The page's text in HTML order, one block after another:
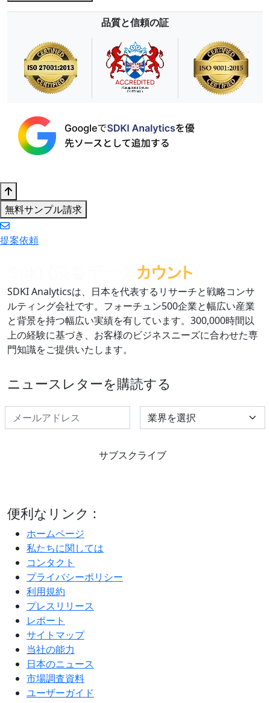
品質と信頼の証
無料サンプル請求
提案依頼
SDKI Analyticsは、日本を代表するリサーチと戦略コンサ
ルティング会社です。フォーチュン500企業と幅広い産業
と背景を持つ幅広い実績を有しています。300,000時間以
上の経験に基づき、お客様のビジネスニーズに合わせた専
門知識をご提供いたします。
ニュースレターを購読する
Select Industry
サブスクライブ
便利なリンク :
ホームページ
私たちに関しては
コンタクト
プライバシーポリシー
利用規約
プレスリリース
レポート
サイトマップ
当社の能力
日本のニュース
市場調査資料
ユーザーガイド